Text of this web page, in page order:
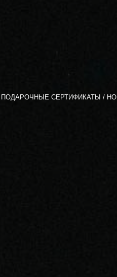
ПОДАРОЧНЫЕ СЕРТИФИКАТЫ